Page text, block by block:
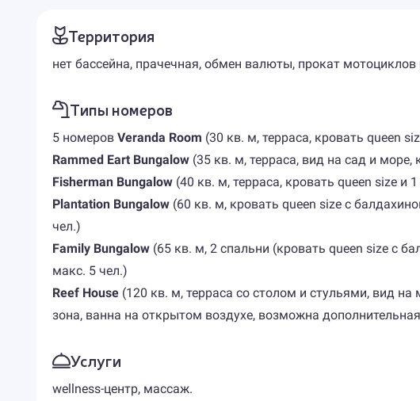
Территория
нет бассейна, прачечная, обмен валюты, прокат мотоциклов
Типы номеров
5 номеров Veranda Room (30 кв. м, терраса, кровать queen
Rammed Eart Bungalow(35 кв. м, терраса, вид на сад и
Fisherman Bungalow(40 кв. м, терраса, кровать queen size и
Plantation Bungalow (60 кв. м, кровать queen size с
чел.)
Family Bungalow(65 кв. м, 2 спальни (кровать queen size с
макс. 5 чел.)
Reef House(120 кв. м, терраса со столом и стульями, вид на
зона, ванна на открытом воздухе, возможна
Услуги
wellness-центр, массаж.